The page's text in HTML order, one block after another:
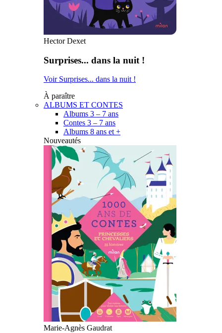
Hector Dexet
Surprises... dans la nuit !
Voir Surprises... dans la nuit !
À paraître
ALBUMS ET CONTES
Albums 3 – 7 ans
Contes 3 – 7 ans
Albums 8 ans et +
Nouveautés
Marie-Agnès Gaudrat